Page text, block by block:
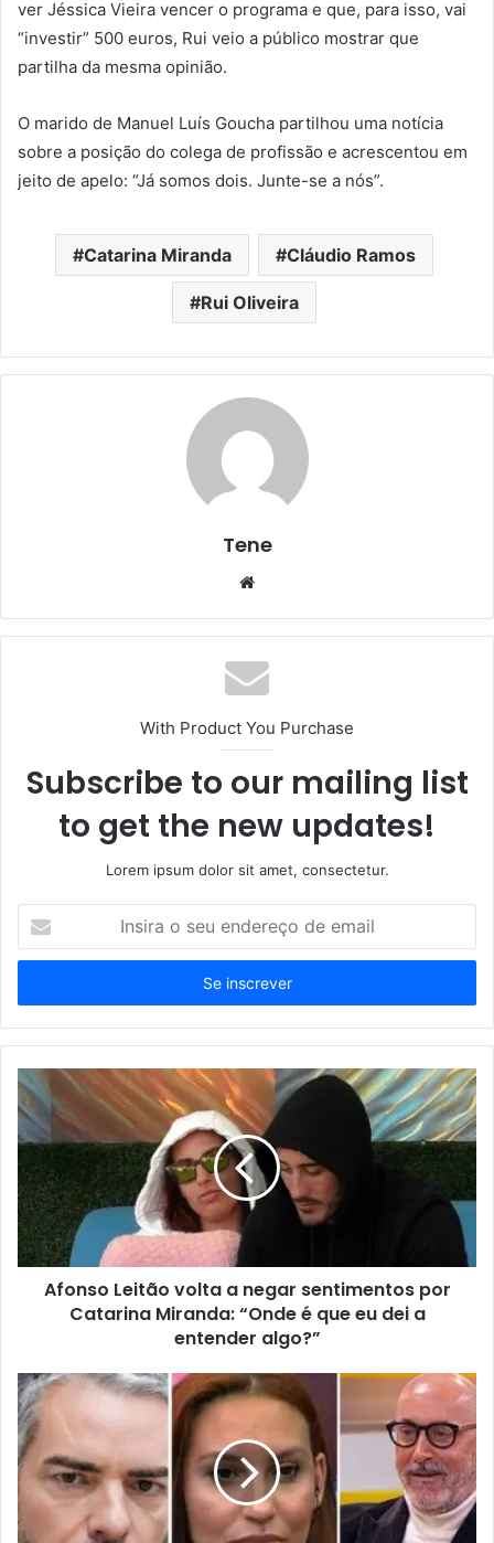
ver Jéssica Vieira vencer o programa e que, para isso, vai
“investir” 500 euros, Rui veio a público mostrar que
partilha da mesma opinião.
O marido de Manuel Luís Goucha partilhou uma notícia
sobre a posição do colega de profissão e acrescentou em
jeito de apelo: “Já somos dois. Junte-se a nós”.
Catarina Miranda Cláudio Ramos
Rui Oliveira
Tene
Website
With Product You Purchase
Subscribe to our mailing list
to get the new updates!
Lorem ipsum dolor sit amet, consectetur.
seu
de
email
Afonso Leitão volta a negar sentimentos por
Catarina Miranda: “Onde é que eu dei a
entender algo?”